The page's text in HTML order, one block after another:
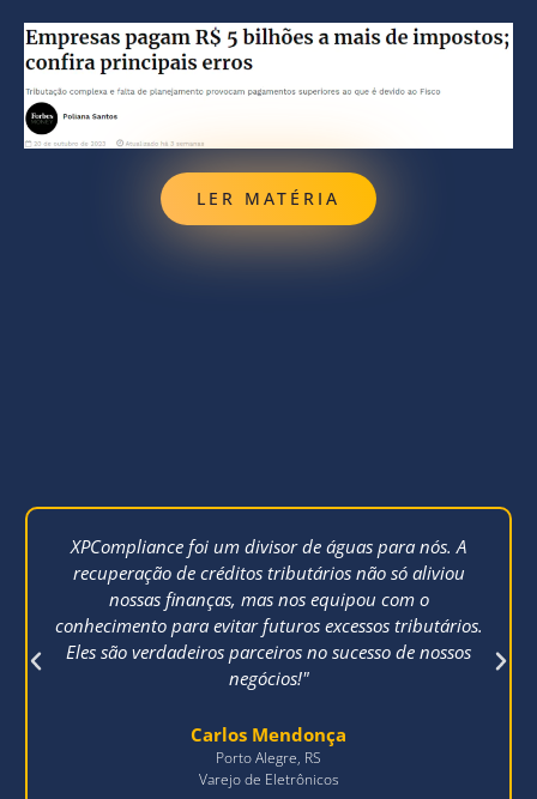
LER MATÉRIA
XPCompliance foi um divisor de águas para nós. A
recuperação de créditos tributários não só aliviou
nossas finanças, mas nos equipou com o
conhecimento para evitar futuros excessos tributários.
Eles são verdadeiros parceiros no sucesso de nossos
negócios!"
Carlos Mendonça
Porto Alegre, RS
Varejo de Eletrônicos